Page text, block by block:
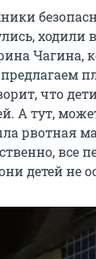
ходили
Чагина,
что
А тут,
рвотная
все
детей не